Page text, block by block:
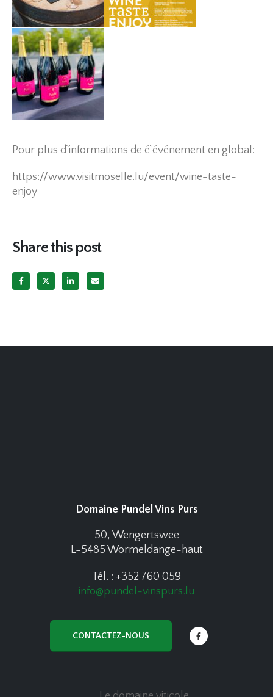
Pour plus d`informations de é`événement en global:
https://www.visitmoselle.lu/event/wine-taste-
enjoy
Share this post
Domaine Pundel Vins Purs
50, Wengertswee
L-5485 Wormeldange-haut
Tél. : +352 760 059
info@pundel-vinspurs.lu
CONTACTEZ-NOUS